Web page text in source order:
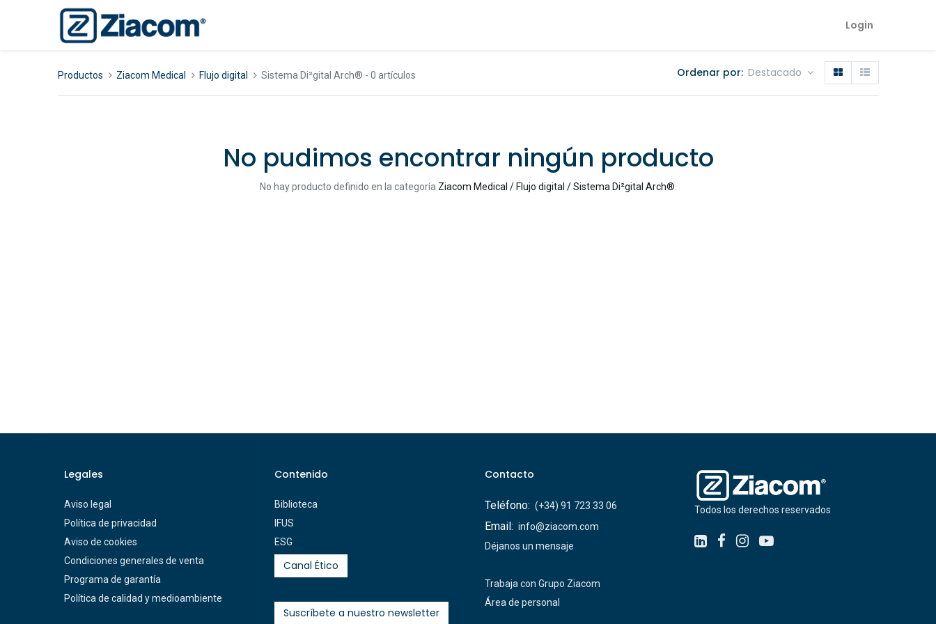
Login
Productos Ziacom Medical Flujo digital Sistema Di²gital Arch® - 0 artículos Ordenar por: Destacado
No pudimos encontrar ningún producto
No hay producto definido en la categoría Ziacom Medical / Flujo digital / Sistema Di²gital Arch®
Legales
Aviso legal
Política de privacidad
Aviso de cookies
Condiciones generales de venta
Programa de garantía
Política de calidad y medioambiente
Contenido
Biblioteca
IFUS
ESG
Canal Ético
Suscríbete a nuestro newsletter
Contacto
Teléfono: (+34) 91 723 33 06
Email: info@ziacom.com
Déjanos un mensaje
Trabaja con Grupo Ziacom
Área de personal
Todos los derechos reservados